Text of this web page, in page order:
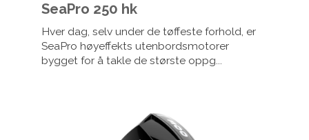
SeaPro 250 hk
Hver dag, selv under de tøffeste forhold, er
SeaPro høyeffekts utenbordsmotorer
bygget for å takle de største oppg...